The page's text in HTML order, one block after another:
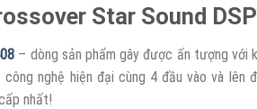
Star Sound
– dòng sản phẩm gây được ấn tượng với
nghệ hiện đại cùng 4 đầu vào và lên
nhất!